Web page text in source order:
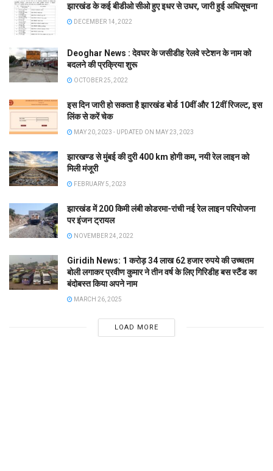
झारखंड के कई बीडीओ सीओ हुए इधर से उधर, जारी हुई अधिसूचना
DECEMBER 14, 2022
Deoghar News : देवघर के जसीडीह रेलवे स्टेशन के नाम को
बदलने की प्रक्रिया शुरू
OCTOBER 25, 2022
इस दिन जारी हो सकता है झारखंड बोर्ड 10वीं और 12वीं रिजल्ट, इस
लिंक से करें चेक
MAY 20, 2023 - UPDATED ON MAY 23, 2023
झारखण्ड से मुंबई की दुरी 400 km होगी कम, नयी रेल लाइन को
मिली मंजूरी
FEBRUARY 5, 2023
झारखंड में 200 किमी लंबी कोडरमा-रांची नई रेल लाइन परियोजना
पर इंजन ट्रायल
NOVEMBER 24, 2022
Giridih News: 1 करोड़ 34 लाख 62 हजार रुपये की उच्चतम
बोली लगाकर प्रवीण कुमार ने तीन वर्ष के लिए गिरिडीह बस स्टैंड का
बंदोबस्त किया अपने नाम
MARCH 26, 2025
LOAD MORE